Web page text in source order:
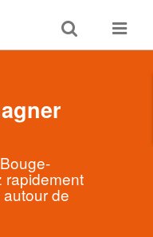
Toggle
search
Toggle
rapidement
de